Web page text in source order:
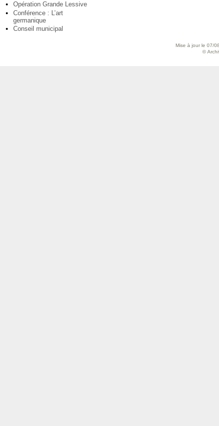
Opération Grande Lessive
Conférence : L’art
germanique
Conseil municipal
Mise à jour le 07/
©